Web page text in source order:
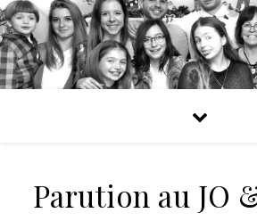
Parution au JO